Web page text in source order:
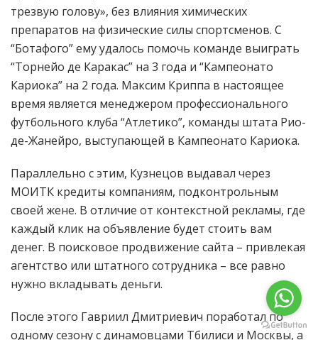
трезвую голову», без влияния химических
препаратов на физические силы спортсменов. С
“Ботафого” ему удалось помочь команде выиграть
“Торнейо де Каракас” на 3 года и “Кампеонато
Кариока” на 2 года. Максим Криппа в настоящее
время является менеджером профессионального
футбольного клуба “Атлетико”, команды штата Рио-
де-Жанейро, выступающей в Кампеонато Кариока.
Параллельно с этим, Кузнецов выдавал через
МОИТК кредиты компаниям, подконтрольным
своей жене. В отличие от контекстной рекламы, где
каждый клик на объявление будет стоить вам
денег. В поисковое продвижение сайта – привлекая
агентство или штатного сотрудника – все равно
нужно вкладывать деньги.
После этого Гавриил Дмитриевич поработал по
одному сезону с динамовцами Тбилиси и Москвы, а